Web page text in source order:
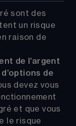
sont des
un risque
raison de
de l’argent
de
devez vous
et que vous
le risque